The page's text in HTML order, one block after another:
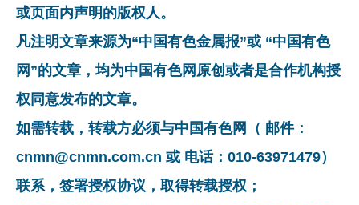
或页面内声明的版权人。
凡注明文章来源为“中国有色金属报”或 “中国有色
网”的文章，均为中国有色网原创或者是合作机构授
权同意发布的文章。
如需转载，转载方必须与中国有色网（ 邮件：
cnmn@cnmn.com.cn 或 电话：010-63971479）
联系，签署授权协议，取得转载授权；